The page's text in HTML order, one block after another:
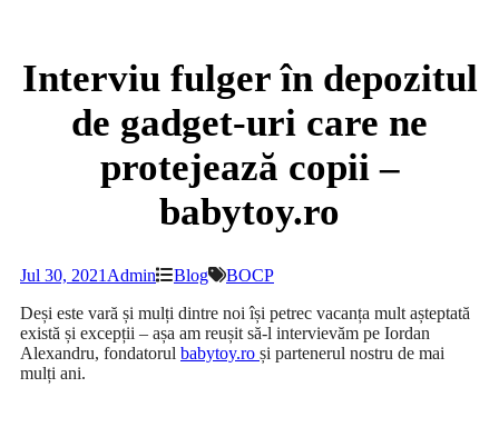
Interviu fulger în depozitul
de gadget-uri care ne
protejează copii –
babytoy.ro
Jul 30, 2021Admin Blog
BOCP
Deși este vară și mulți dintre noi își petrec vacanța mult așteptată
există și excepții – așa am reușit să-l intervievăm pe Iordan
Alexandru, fondatorul babytoy.ro și partenerul nostru de mai
mulți ani.